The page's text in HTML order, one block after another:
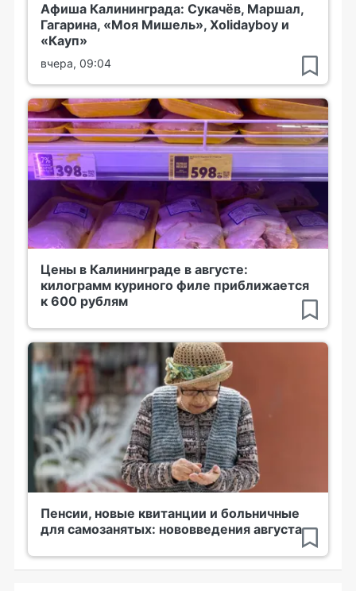
Афиша Калининграда: Сукачёв, Маршал,
Гагарина, «Моя Мишель», Xolidayboy и
«Кауп»
вчера, 09:04
Цены в Калининграде в августе:
килограмм куриного филе приближается
к 600 рублям
Пенсии, новые квитанции и больничные
для самозанятых: нововведения августа